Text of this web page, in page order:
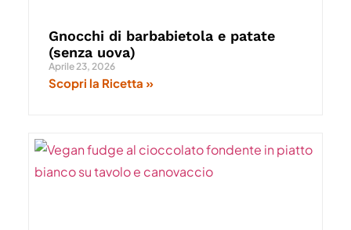
Gnocchi di barbabietola e patate
(senza uova)
Aprile 23, 2026
Scopri la Ricetta »